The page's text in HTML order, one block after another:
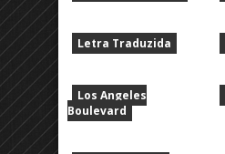
Letra Traduzida
Los Angeles
Boulevard